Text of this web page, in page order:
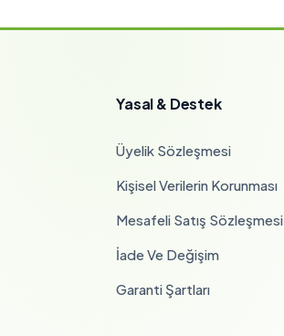
Yasal & Destek
Üyelik Sözleşmesi
Kişisel Verilerin Korunması
Mesafeli Satış Sözleşmesi
İade Ve Değişim
Garanti Şartları